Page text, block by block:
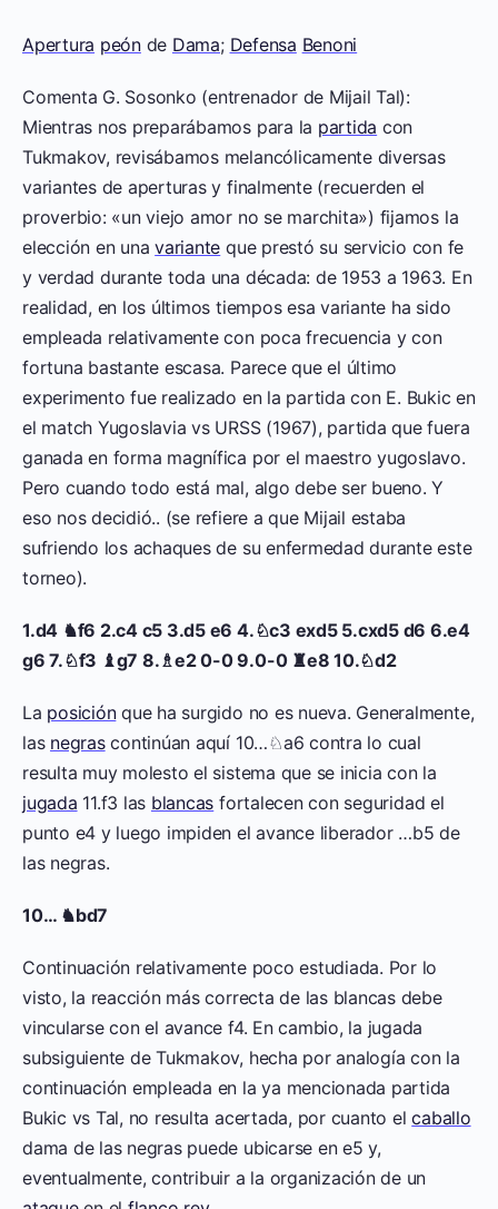
Apertura peónde Dama; Defensa Benoni
Comenta G. Sosonko (entrenador de Mijail Tal):
Mientras nos preparábamos para la partida con
Tukmakov, revisábamos melancólicamente diversas
variantes de aperturas y finalmente (recuerden el
proverbio: «un viejo amor no se marchita») fijamos la
elección en unavariante que prestó su servicio con fe
y verdad durante toda una década: de 1953 a 1963. En
realidad, en los últimos tiempos esa variante ha sido
empleada relativamente con poca frecuencia y con
fortuna bastante escasa. Parece que el último
experimento fue realizado en la partida con E. Bukic en
el match Yugoslavia vs URSS (1967), partida que fuera
ganada en forma magnífica por el maestro yugoslavo.
Pero cuando todo está mal, algo debe ser bueno. Y
eso nos decidió.. (se refiere a que Mijail estaba
sufriendo los achaques de su enfermedad durante este
torneo).
1.d4 ♞f6 2.c4 c5 3.d5 e6 4.♘c3 exd5 5.cxd5 d6 6.e4
g6 7.♘f3 ♝g7 8.♗e2 0-0 9.0-0 ♜e8 10.♘d2
La posiciónque ha surgido no es nueva. Generalmente,
las negrascontinúan aquí 10…♘a6 contra lo cual
resulta muy molesto el sistema que se inicia con la
jugada 11.f3 las blancas fortalecen con seguridad el
punto e4 y luego impiden el avance liberador …b5 de
las negras.
10… ♞bd7
Continuación relativamente poco estudiada. Por lo
visto, la reacción más correcta de las blancas debe
vincularse con el avance f4. En cambio, la jugada
subsiguiente de Tukmakov, hecha por analogía con la
continuación empleada en la ya mencionada partida
Bukic vs Tal, no resulta acertada, por cuanto elcaballo
dama de las negras puede ubicarse en e5 y,
eventualmente, contribuir a la organización de un